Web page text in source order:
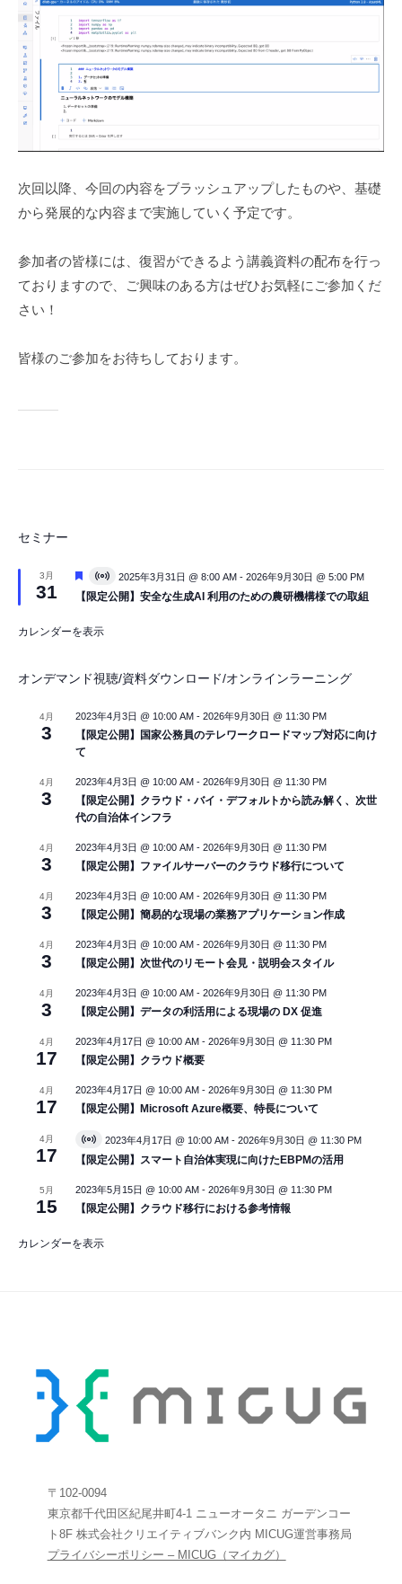
次回以降、今回の内容をブラッシュアップしたものや、基礎
から発展的な内容まで実施していく予定です。
参加者の皆様には、復習ができるよう講義資料の配布を行っ
ておりますので、ご興味のある方はぜひお気軽にご参加くだ
さい！
皆様のご参加をお待ちしております。
セミナー
3月
31
注
V
i
u
イ
ト
2025年3月31日 @ 8:00 AM - 2026年9月30日 @ 5:00 PM
【限定公開】安全な生成AI 利用のための農研機構様での取組
カレンダーを表示
オンデマンド視聴/資料ダウンロード/オンラインラーニング
4月
3
2023年4月3日 @ 10:00 AM - 2026年9月30日 @ 11:30 PM
【限定公開】国家公務員のテレワークロードマップ対応に向け
て
4月
3
2023年4月3日 @ 10:00 AM - 2026年9月30日 @ 11:30 PM
【限定公開】クラウド・バイ・デフォルトから読み解く、次世
代の自治体インフラ
4月
3
2023年4月3日 @ 10:00 AM - 2026年9月30日 @ 11:30 PM
【限定公開】ファイルサーバーのクラウド移行について
4月
3
2023年4月3日 @ 10:00 AM - 2026年9月30日 @ 11:30 PM
【限定公開】簡易的な現場の業務アプリケーション作成
4月
3
2023年4月3日 @ 10:00 AM - 2026年9月30日 @ 11:30 PM
【限定公開】次世代のリモート会見・説明会スタイル
4月
3
2023年4月3日 @ 10:00 AM - 2026年9月30日 @ 11:30 PM
【限定公開】データの利活用による現場の DX 促進
4月
17
2023年4月17日 @ 10:00 AM - 2026年9月30日 @ 11:30 PM
【限定公開】クラウド概要
4月
17
2023年4月17日 @ 10:00 AM - 2026年9月30日 @ 11:30 PM
【限定公開】Microsoft Azure概要、特長について
4月
17
V
i
t
a
イ
ベ
2023年4月17日 @ 10:00 AM - 2026年9月30日 @ 11:30 PM
【限定公開】スマート自治体実現に向けたEBPMの活用
5月
15
2023年5月15日 @ 10:00 AM - 2026年9月30日 @ 11:30 PM
【限定公開】クラウド移行における参考情報
カレンダーを表示
〒102-0094
東京都千代田区紀尾井町4-1 ニューオータニ ガーデンコー
ト8F 株式会社クリエイティブバンク内 MICUG運営事務局
プライバシーポリシー – MICUG（マイカグ）